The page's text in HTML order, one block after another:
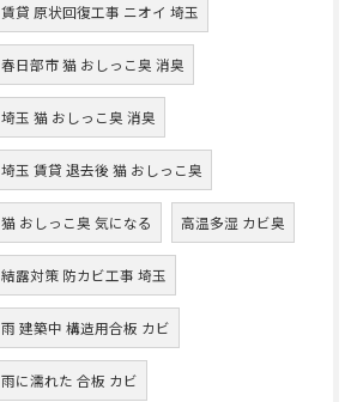
賃貸 原状回復工事 ニオイ 埼玉
春日部市 猫 おしっこ臭 消臭
埼玉 猫 おしっこ臭 消臭
埼玉 賃貸 退去後 猫 おしっこ臭
猫 おしっこ臭 気になる 高温多湿 カビ臭
結露対策 防カビ工事 埼玉
雨 建築中 構造用合板 カビ
雨に濡れた 合板 カビ